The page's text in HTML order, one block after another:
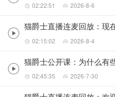
02:22:51 2026-8-6
02:15:02 2026-8-4
02:45:35 2026-7-30